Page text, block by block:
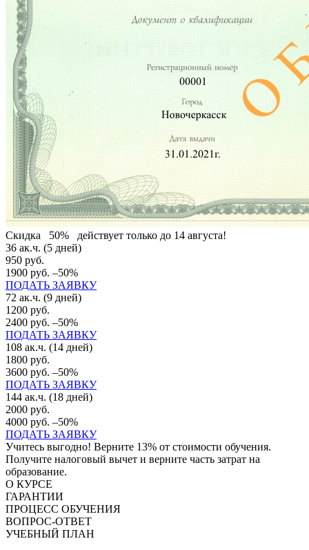
Скидка 50% действует только до 14 августа!
36 ак.ч. (5 дней)
950 руб.
1900 руб. –50%
ПОДАТЬ ЗАЯВКУ
72 ак.ч. (9 дней)
1200 руб.
2400 руб. –50%
ПОДАТЬ ЗАЯВКУ
108 ак.ч. (14 дней)
1800 руб.
3600 руб. –50%
ПОДАТЬ ЗАЯВКУ
144 ак.ч. (18 дней)
2000 руб.
4000 руб. –50%
ПОДАТЬ ЗАЯВКУ
Учитесь выгодно! Верните 13% от стоимости обучения.
Получите налоговый вычет и верните часть затрат на
образование.
О КУРСЕ
ГАРАНТИИ
ПРОЦЕСС ОБУЧЕНИЯ
ВОПРОС-ОТВЕТ
УЧЕБНЫЙ ПЛАН